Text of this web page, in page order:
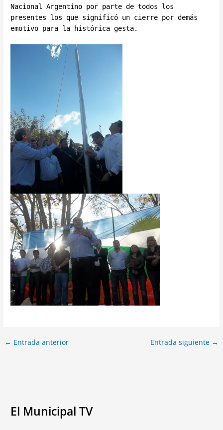
Nacional Argentino por parte de todos los
presentes los que significó un cierre por demás
emotivo para la histórica gesta.
← Entrada anterior Entrada siguiente →
El Municipal TV